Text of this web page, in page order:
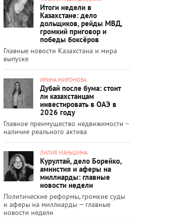
Итоги недели в
Казахстане: дело
дольщиков, рейды МВД,
громкий приговор и
победы боксёров
Главные новости Казахстана и мира
выпуске
ИРИНА МИРОНОВА
Дубай после бума: стоит
ли казахстанцам
инвестировать в ОАЭ в
2026 году
Главное преимущество недвижимости –
наличие реального актива
ЛИЛИЯ МАНЬШИНА
Курултай, дело Борейко,
амнистия и аферы на
миллиарды: главные
новости недели
Политические реформы, громкие суды
и аферы на миллиарды — главные
новости недели